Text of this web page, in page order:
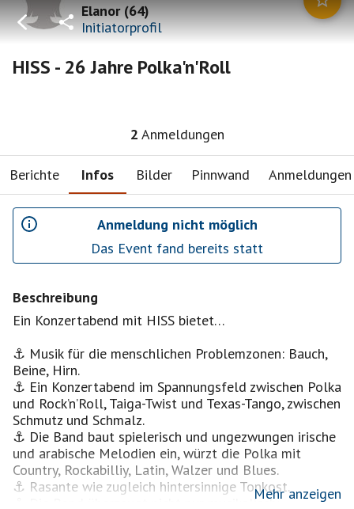
Elanor(64)
Initiatorprofil
HISS - 26 Jahre Polka'n'Roll
2 Anmeldungen
Berichte Infos Bilder Pinnwand Anmeldungen
Anmeldung nicht möglich
Das Event fand bereits statt
Beschreibung
Ein Konzertabend mit HISS bietet…
⚓ Musik für die menschlichen Problemzonen: Bauch,
Beine, Hirn.
⚓ Ein Konzertabend im Spannungsfeld zwischen Polka
und Rock’n’Roll, Taiga-Twist und Texas-Tango, zwischen
Schmutz und Schmalz.
⚓ Die Band baut spielerisch und ungezwungen irische
und arabische Melodien ein, würzt die Polka mit
Country, Rockabilliy, Latin, Walzer und Blues.
⚓ Rasante wie zugleich hintersinnige Tonkost.
⚓ Die Band überzeugt nicht nur musikalisch:
Mehr anzeigen